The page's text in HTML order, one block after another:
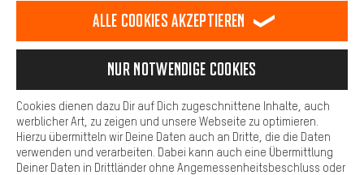
SCHNELL ERHALTEN
stellen wir Verknüpfungen zu Social Media Plattformen her. So
können wir dir weitere nützliche Inhalte und Informationen zur
Verfügung stellen. Zudem hast du die Möglichkeit zusätzliche
Services zu nutzen, die es dir erleichtern die richtigen Produkte zu
finden. Beispielsweise bieten wir eine Chat-Funktion an, damit
Fragen schnell und unkompliziert beantwortet werden können.
Basis
Basis-Cookies gewährleisten, dass Du unsere Webseite
grundsätzlich nutzen kannst.
Alle Cookies akzeptieren
Nur Notwendige Cookies
Cookies dienen dazu Dir auf Dich zugeschnittene Inhalte, auch
werblicher Art, zu zeigen und unsere Webseite zu optimieren.
Hierzu übermitteln wir Deine Daten auch an Dritte, die die Daten
verwenden und verarbeiten. Dabei kann auch eine Übermittlung
Deiner Daten in Drittländer ohne Angemessenheitsbeschluss oder